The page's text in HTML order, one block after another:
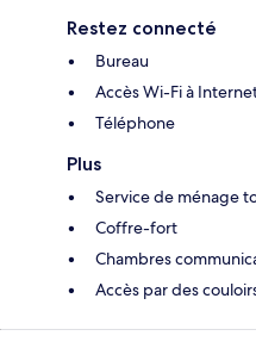
Restez connecté
Bureau
Accès Wi-Fi à
Téléphone
Plus
Service de ménage
Coffre-fort
Chambres
Accès par des